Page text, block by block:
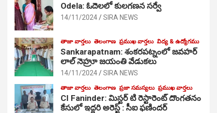
Odela: ఓదెలలో కులగణన సర్వే
14/11/2024 SIRA NEWS
తాజా వార్తలు తెలంగాణ ప్రముఖ వార్తలు విద్య & ఉద్యోగము
Sankarapatnam: శంకరపట్నంలో జవహర్
లాల్ నెహ్రూ జయంతి వేడుకలు
14/11/2024 SIRA NEWS
తాజా వార్తలు తెలంగాణ ప్రజా సమస్యలు ప్రముఖ వార్తలు
CI Faninder: మిస్టర్ టి రెస్టారెంట్ దొంగతనం
కేసులో ఇద్దరి అరెస్ట్ : సీఐ ఫణిందర్